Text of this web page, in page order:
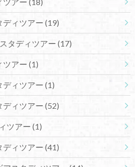
ツアー (18)
ディツアー (19)
タディツアー (17)
ツアー (1)
ディツアー (1)
ディツアー (52)
ツアー (1)
ディツアー (41)